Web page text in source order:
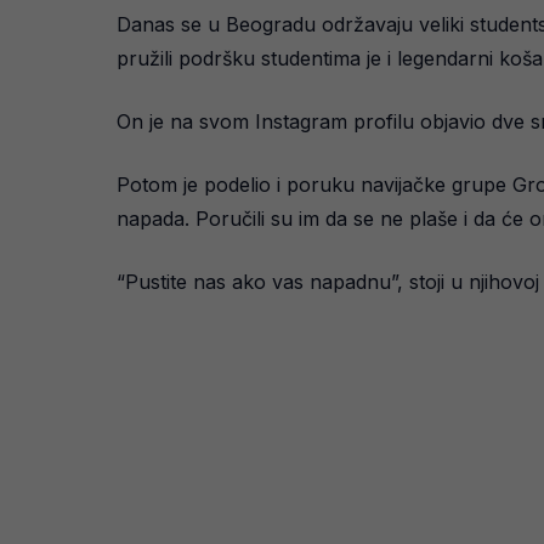
Danas se u Beogradu održavaju veliki
pružili podršku studentima je i legendarni
On je na svom Instagram profilu objavio dve
Potom je podelio i poruku navijačke grupe
napada. Poručili su im da se ne plaše i da će
“Pustite nas ako vas napadnu”, stoji u